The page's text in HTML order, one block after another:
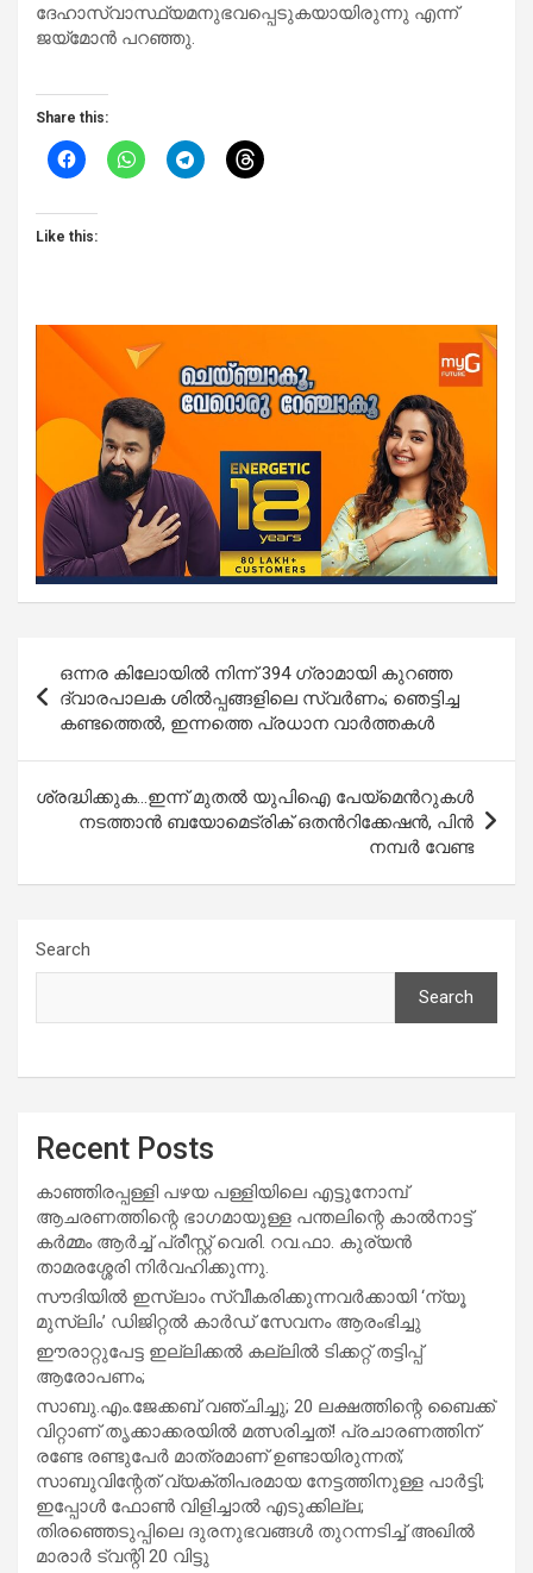
ദേഹാസ്വാസ്ഥ്യമനുഭവപ്പെടുകയായിരുന്നു എന്ന്
ജയ്മോൻ പറഞ്ഞു.
Share this:
Like this:
navigation
ഒന്നര കിലോയിൽ നിന്ന് 394 ഗ്രാമായി കുറഞ്ഞ
ദ്വാരപാലക ശിൽപ്പങ്ങളിലെ സ്വർണം; ഞെട്ടിച്ച
കണ്ടത്തെൽ, ഇന്നത്തെ പ്രധാന വാർത്തകൾ
ശ്രദ്ധിക്കുക…ഇന്ന് മുതല്‍ യുപിഐ പേയ്‌മെന്‍റുകള്‍
നടത്താന്‍ ബയോമെട്രിക് ഒതന്‍റിക്കേഷന്‍, പിന്‍
നമ്പര്‍ വേണ്ട
Search
Search
Recent Posts
കാഞ്ഞിരപ്പള്ളി പഴയ പള്ളിയിലെ എട്ടുനോമ്പ്
ആചരണത്തിന്റെ ഭാഗമായുള്ള പന്തലിന്റെ കാൽനാട്ട്
കർമ്മം ആർച്ച് പ്രീസ്റ്റ് വെരി. റവ.ഫാ. കുര്യൻ
താമരശ്ശേരി നിർവഹിക്കുന്നു.
സൗദിയില്‍ ഇസ്‌ലാം സ്വീകരിക്കുന്നവര്‍ക്കായി ‘ന്യൂ
മുസ്ലിം’ ഡിജിറ്റല്‍ കാര്‍ഡ് സേവനം ആരംഭിച്ചു
ഈരാറ്റുപേട്ട ഇല്ലിക്കൽ കല്ലിൽ ടിക്കറ്റ് തട്ടിപ്പ്
ആരോപണം;
സാബു.എം.ജേക്കബ് വഞ്ചിച്ചു; 20 ലക്ഷത്തിന്റെ ബൈക്ക്
വിറ്റാണ് തൃക്കാക്കരയില്‍ മത്സരിച്ചത്! പ്രചാരണത്തിന്
രണ്ടേ രണ്ടുപേര്‍ മാത്രമാണ് ഉണ്ടായിരുന്നത്;
സാബുവിന്റേത് വ്യക്തിപരമായ നേട്ടത്തിനുള്ള പാര്‍ട്ടി;
ഇപ്പോള്‍ ഫോണ്‍ വിളിച്ചാല്‍ എടുക്കില്ല;
തിരഞ്ഞെടുപ്പിലെ ദുരനുഭവങ്ങള്‍ തുറന്നടിച്ച് അഖില്‍
മാരാര്‍ ട്വന്റി 20 വിട്ടു